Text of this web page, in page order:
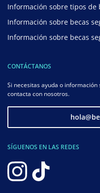
Información sobre tipos de
Información sobre becas
Información sobre becas
CONTÁCTANOS
Si necesitas ayuda o
contacta con nosotros.
SÍGUENOS EN LAS REDES